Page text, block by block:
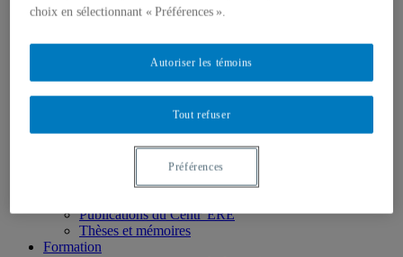
Partenaires
Personnel
1) Écocitoyenneté et justice
2) Prismes socioculturels
3) Art et créativité
4) Formation initiale et continue
➜ Autochtonisation
Projets fondateurs et passés
Revue ERE
Publications du Centr’ERE
Thèses et mémoires
Formation
choix en sélectionnant « Préférences ».
Tout refuser
Autoriser les témoins
Préférences